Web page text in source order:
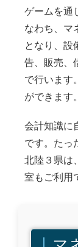
ゲームを通
なわち、マ
となり、設
告、販売、
で行います
ができます。
会計知識に
です。たっ
北陸３県は
室もご利用